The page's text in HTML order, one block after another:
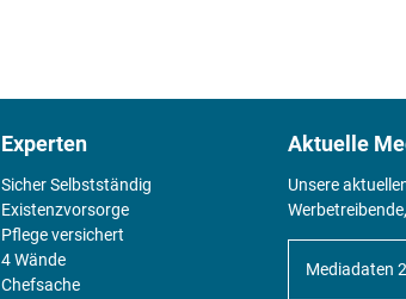
Experten
Sicher Selbstständig
Existenz­vorsorge
Pflege versichert
4 Wände
Chefsache
Aktuelle
Unsere
Mediadaten